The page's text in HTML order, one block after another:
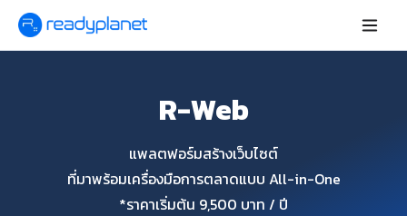
R-Web
แพลตฟอร์มสร้างเว็บไซต์
ที่มาพร้อมเครื่องมือการตลาดแบบ All-in-One
*ราคาเริ่มต้น 9,500 บาท / ปี